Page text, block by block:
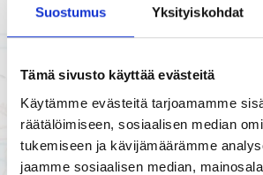
Suostumus Yksityiskohdat
Tämä sivusto käyttää evästeitä
Käytämme evästeitä tarjoamamme
räätälöimiseen, sosiaalisen median
tukemiseen ja kävijämäärämme
jaamme sosiaalisen median,